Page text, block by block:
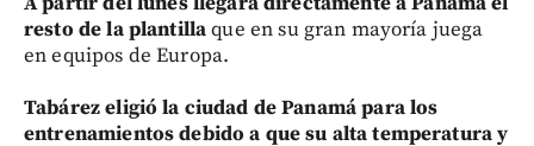
resto de la plantillaque en su gran mayoría juega
en equipos de Europa.
Tabárez eligió la ciudad de Panamá para los
entrenamientos debido a que su alta temperatura y